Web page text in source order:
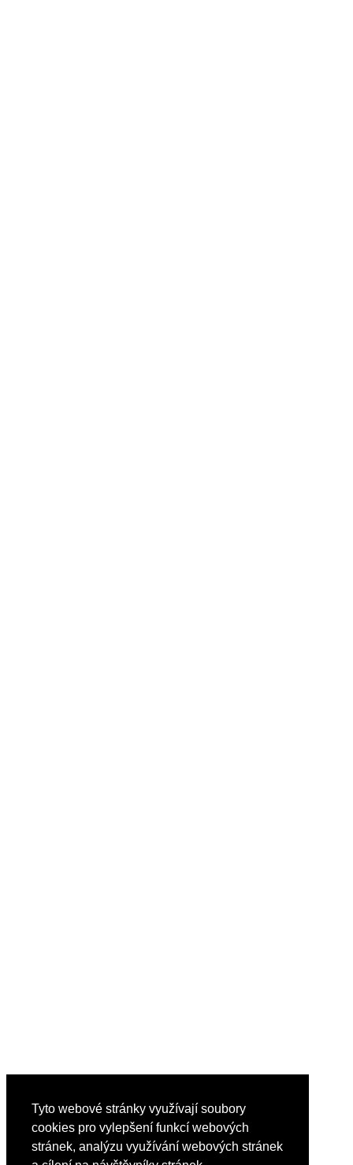
Tyto webové stránky využívají soubory
cookies pro vylepšení funkcí webových
stránek, analýzu využívání webových stránek